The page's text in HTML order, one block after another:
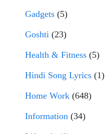
Gadgets (5)
Goshti (23)
Health & Fitness (5)
Hindi Song Lyrics (1)
Home Work (648)
Information (34)